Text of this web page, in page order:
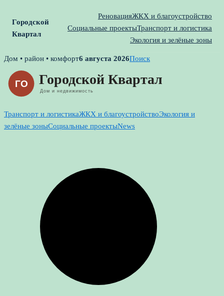
Городской
Квартал
РеновацияЖКХ и благоустройство
Социальные проектыТранспорт и логистика
Экология и зелёные зоны
Skip
content
Дом • район • комфорт6 августа 2026Поиск
Транспорт и логистикаЖКХ и благоустройствоЭкология и
зелёные зоныСоциальные проектыNews